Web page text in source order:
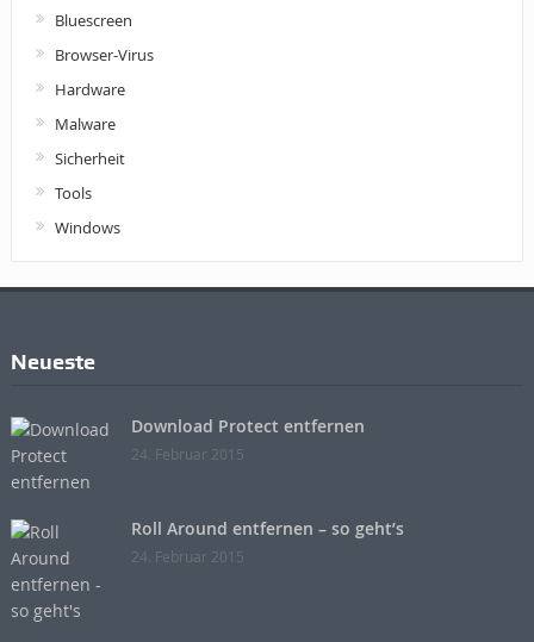
Bluescreen
Browser-Virus
Hardware
Malware
Sicherheit
Tools
Windows
Neueste
Download Protect entfernen
24. Februar 2015
Roll Around entfernen – so geht’s
24. Februar 2015